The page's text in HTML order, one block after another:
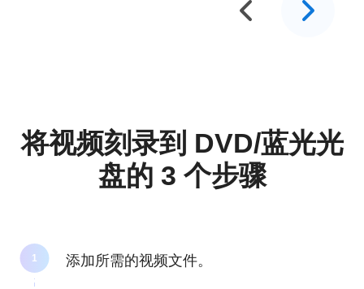
将视频刻录到 DVD/蓝光光
盘的 3 个步骤
添加所需的视频文件。